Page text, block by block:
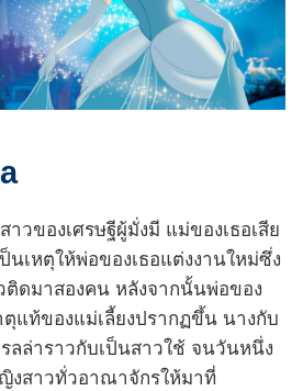
าวของเศรษฐีผู้มั่งมี แม่ของเธอเสีย
นเหตุให้พ่อของเธอแต่งงานใหม่ซึ่ง
ติดมาสองคน หลังจากนั้นพ่อของ
ตุแท้ของแม่เลี้ยงปรากฏขึ้น นางกับ
ลล่าราวกับเป็นสาวใช้ จนวันหนึ่ง
งสาวทั่วอาณาจักรให้มาที่